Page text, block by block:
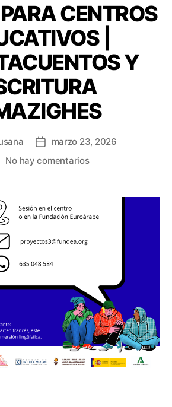
CENTROS
|
Y
marzo 23, 2026
No hay comentarios